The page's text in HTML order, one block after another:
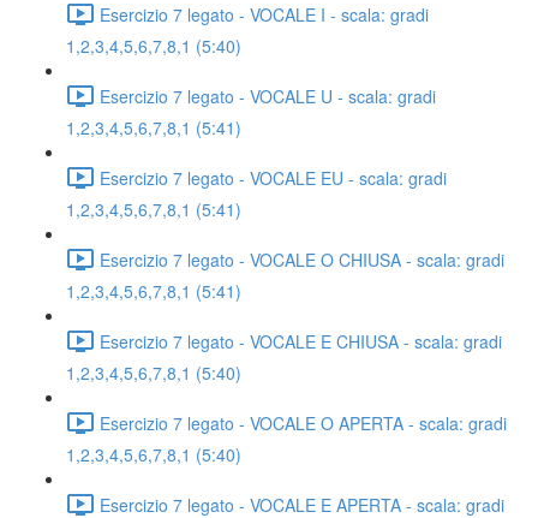
Esercizio 7 legato - VOCALE I - scala: gradi
1,2,3,4,5,6,7,8,1 (5:40)
Esercizio 7 legato - VOCALE U - scala: gradi
1,2,3,4,5,6,7,8,1 (5:41)
Esercizio 7 legato - VOCALE EU - scala: gradi
1,2,3,4,5,6,7,8,1 (5:41)
Esercizio 7 legato - VOCALE O CHIUSA - scala: gradi
1,2,3,4,5,6,7,8,1 (5:41)
Esercizio 7 legato - VOCALE E CHIUSA - scala: gradi
1,2,3,4,5,6,7,8,1 (5:40)
Esercizio 7 legato - VOCALE O APERTA - scala: gradi
1,2,3,4,5,6,7,8,1 (5:40)
Esercizio 7 legato - VOCALE E APERTA - scala: gradi